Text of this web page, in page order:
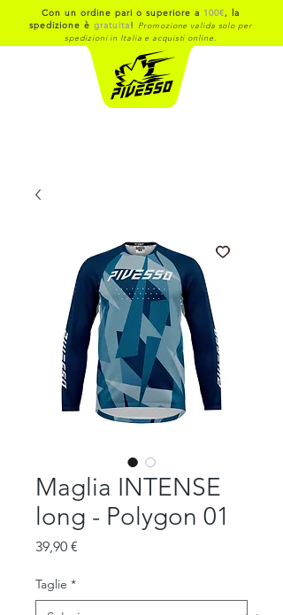
Con un ordine pari o superiore a 100€, la
spedizione ègratuita! Promozione valida solo per
spedizioni in Italia e acquisti online.
Maglia INTENSE
long - Polygon 01
39,90 €
Taglie *